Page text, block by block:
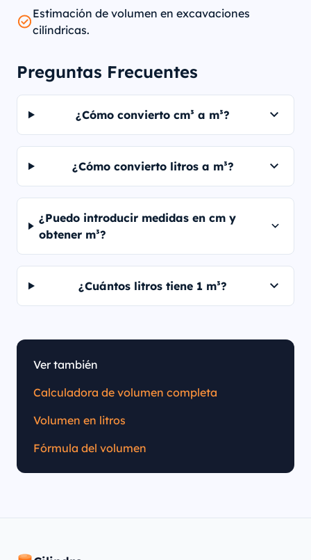
Estimación de volumen en excavaciones
cilíndricas.
Preguntas Frecuentes
¿Cómo convierto cm³ a m³?
¿Cómo convierto litros a m³?
¿Puedo introducir medidas en cm y
obtener m³?
¿Cuántos litros tiene 1 m³?
Ver también
Calculadora de volumen completa
Volumen en litros
Fórmula del volumen